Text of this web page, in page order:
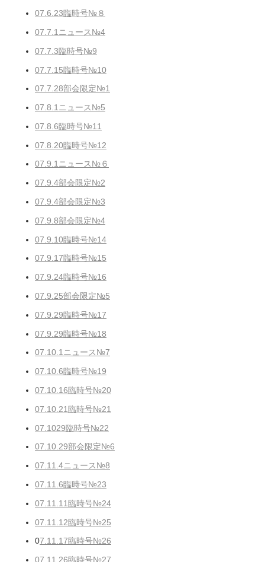
07.6.23臨時号№８
07.7.1ニュース№4
07.7.3臨時号№9
07.7.15臨時号№10
07.7.28部会限定№1
07.8.1ニュース№5
07.8.6臨時号№11
07.8.20臨時号№12
07.9.1ニュース№６
07.9.4部会限定№2
07.9.4部会限定№3
07.9.8部会限定№4
07.9.10臨時号№14
07.9.17臨時号№15
07.9.24臨時号№16
07.9.25部会限定№5
07.9.29臨時号№17
07.9.29臨時号№18
07.10.1ニュース№7
07.10.6臨時号№19
07.10.16臨時号№20
07.10.21臨時号№21
07.1029臨時号№22
07.10.29部会限定№6
07.11.4ニュース№8
07.11.6臨時号№23
07.11.11臨時号№24
07.11.12臨時号№25
07.11.17臨時号№26
07.11.26臨時号№27